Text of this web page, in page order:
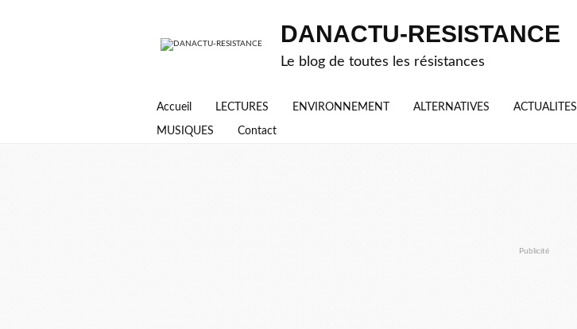
DANACTU-RESISTANCE
Le blog de toutes les résistances
Accueil LECTURES ENVIRONNEMENT ALTERNATIVES ACTUALITES
MUSIQUES Contact
Publicité